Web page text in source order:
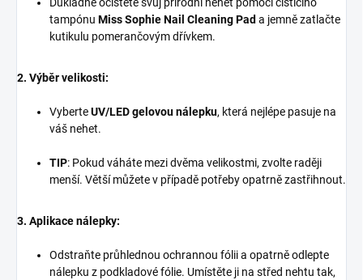
Důkladně očistěte svůj přírodní nehet pomocí čisticího
tampónu Miss Sophie Nail Cleaning Pad a jemně zatlačte
kutikulu pomerančovým dřívkem.
2. Výběr velikosti:
VyberteUV/LED gelovou nálepku, která nejlépe pasuje na
váš nehet.
TIP: Pokud váháte mezi dvěma velikostmi, zvolte raději
menší. Větší můžete v případě potřeby opatrně zastřihnout.
3. Aplikace nálepky:
Odstraňte průhlednou ochrannou fólii a opatrně odlepte
nálepku z podkladové fólie. Umístěte ji na střed nehtu tak,